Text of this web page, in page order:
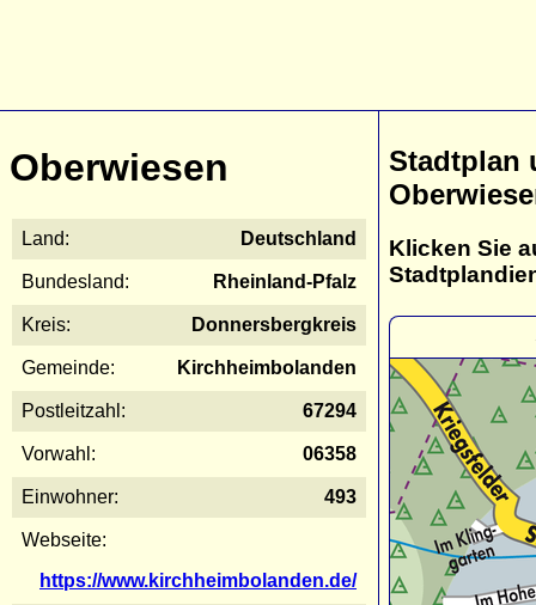
Oberwiesen
Land: Deutschland
Bundesland: Rheinland-Pfalz
Kreis: Donnersbergkreis
Gemeinde: Kirchheimbolanden
Postleitzahl: 67294
Vorwahl: 06358
Einwohner: 493
Webseite:
https://www.kirchheimbolanden.de/
Stadtplan
Klicken Sie